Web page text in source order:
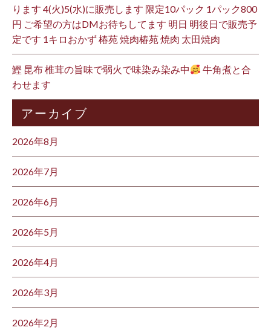
ります 4(火)5(水)に販売します 限定10パック 1パック800
円 ご希望の方はDMお待ちしてます 明日 明後日で販売予
定です 1キロおかず 椿苑 焼肉椿苑 焼肉 太田焼肉
鰹 昆布 椎茸の旨味で弱火で味染み染み中
牛角煮と合
わせます
アーカイブ
2026年8月
2026年7月
2026年6月
2026年5月
2026年4月
2026年3月
2026年2月